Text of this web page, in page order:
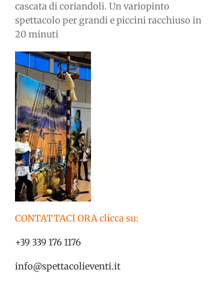
cascata di coriandoli. Un variopinto
spettacolo per grandi e piccini racchiuso in
20 minuti
CONTATTACI ORA clicca su:
+39 339 176 1176
info@spettacolieventi.it